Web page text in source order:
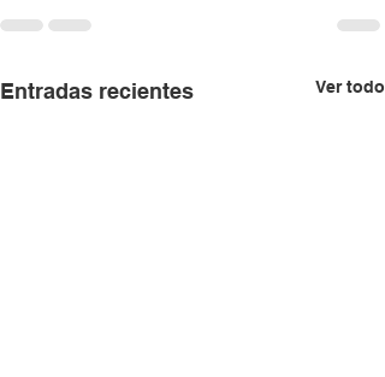
Entradas recientes Ver todo